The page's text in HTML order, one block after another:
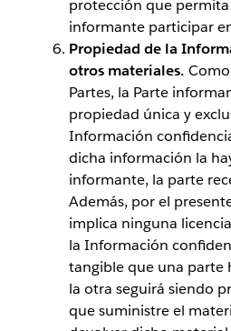
protección que permita
informante participar
Propiedad de la
otros materiales.
Partes, la Parte
propiedad única y
Información
dicha información la
informante, la parte
Además, por el
implica ninguna
la Información
tangible que una parte
la otra seguirá siendo
que suministre el